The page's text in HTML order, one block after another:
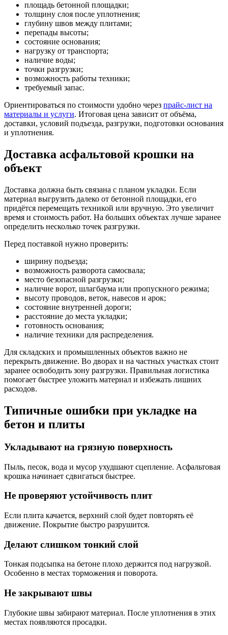
площадь бетонной площадки;
толщину слоя после уплотнения;
глубину швов между плитами;
перепады высоты;
состояние основания;
нагрузку от транспорта;
наличие воды;
точки разгрузки;
возможность работы техники;
требуемый запас.
Ориентироваться по стоимости удобно через прайс-лист на
материалы и услуги. Итоговая цена зависит от объёма,
доставки, условий подъезда, разгрузки, подготовки основания
и уплотнения.
Доставка асфальтовой крошки на
объект
Доставка должна быть связана с планом укладки. Если
материал выгрузить далеко от бетонной площадки, его
придётся перемещать техникой или вручную. Это увеличит
время и стоимость работ. На больших объектах лучше заранее
определить несколько точек разгрузки.
Перед поставкой нужно проверить:
ширину подъезда;
возможность разворота самосвала;
место безопасной разгрузки;
наличие ворот, шлагбаума или пропускного режима;
высоту проводов, веток, навесов и арок;
состояние внутренней дороги;
расстояние до места укладки;
готовность основания;
наличие техники для распределения.
Для складских и промышленных объектов важно не
перекрыть движение. Во дворах и на частных участках стоит
заранее освободить зону разгрузки. Правильная логистика
помогает быстрее уложить материал и избежать лишних
расходов.
Типичные ошибки при укладке на
бетон и плиты
Укладывают на грязную поверхность
Пыль, песок, вода и мусор ухудшают сцепление. Асфальтовая
крошка начинает сдвигаться быстрее.
Не проверяют устойчивость плит
Если плита качается, верхний слой будет повторять её
движение. Покрытие быстро разрушится.
Делают слишком тонкий слой
Тонкая подсыпка на бетоне плохо держится под нагрузкой.
Особенно в местах торможения и поворота.
Не закрывают швы
Глубокие швы забирают материал. После уплотнения в этих
местах появляются просадки.